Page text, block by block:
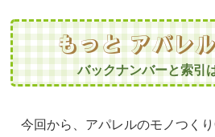
もっと アパレ
バックナンバーと索引
今回から、アパレルのモノつく